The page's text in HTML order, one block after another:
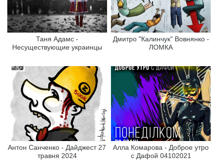
Таня Адамс -
Несуществующие украинцы
Дмитро "Калинчук" Вовнянко -
ЛОМКА
Антон Санченко - Дайджест 27
травня 2024
Алла Комарова - Доброе утро
с Дафой 04102021